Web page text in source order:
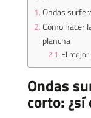
Ondas
Cómo hacer
plancha
El
Ondas
corto: ¿sí